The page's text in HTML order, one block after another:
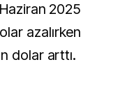
2025
azalırken
dolar arttı.